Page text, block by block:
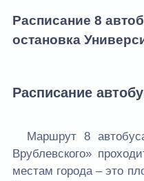
Расписание 8
остановка
Расписание
Маршрут 8
Врублевского»
местам города – это